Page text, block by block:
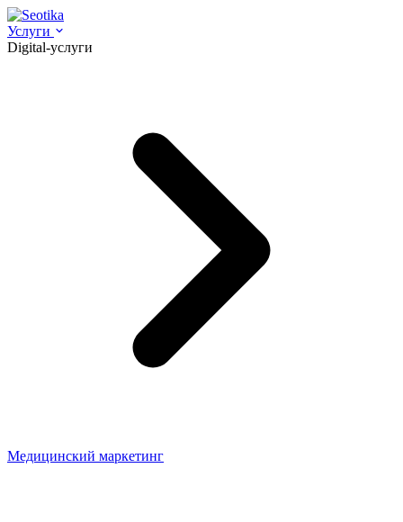
Услуги
Digital-услуги
Медицинский маркетинг